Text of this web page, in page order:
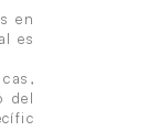
en
es
del